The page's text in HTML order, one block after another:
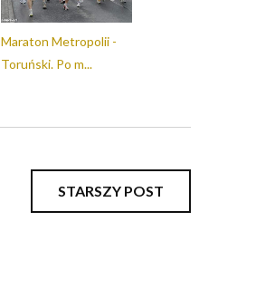
Maraton Metropolii -
Toruński. Po m...
STARSZY POST